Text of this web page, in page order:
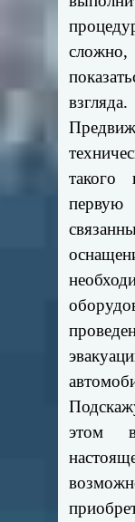
взгляда.
такого
этом